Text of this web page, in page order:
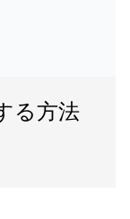
る方法